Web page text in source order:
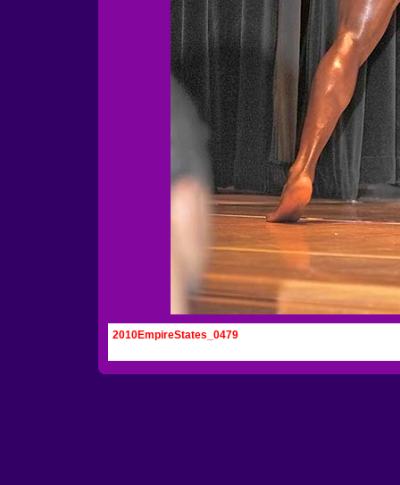
2010EmpireStates_0479